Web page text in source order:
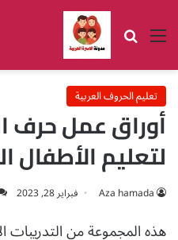
القائمة بحث عن
تعليم الحروف العربية
لتعليم الأطفال
Aza hamada فبراير 28, 2023